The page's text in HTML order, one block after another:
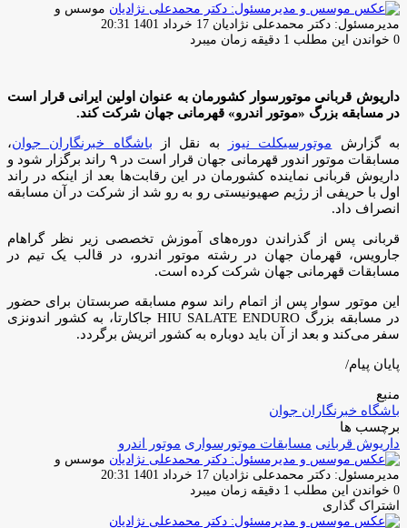
موسس و
مدیرمسئول: دکتر محمدعلی نژادیان ارسال
ایمیل
17 خرداد 1401 20:31
0 خواندن این مطلب 1 دقیقه زمان میبرد
داریوش قربانی موتورسوار کشورمان به عنوان اولین ایرانی قرار است
در مسابقه بزرگ «موتور اندرو» قهرمانی جهان شرکت کند.
به گزارش موتورسیکلت نیوز به نقل از باشگاه خبرنگاران جوان،
مسابقات موتور اندور قهرمانی جهان قرار است در ۹ راند برگزار شود و
داریوش قربانی نماینده کشورمان در این رقابت‌ها بعد از اینکه در راند
اول با حریفی از رژیم صهیونیستی رو به رو شد از شرکت در آن مسابقه
انصراف داد.
قربانی پس از گذراندن دوره‌های آموزش تخصصی زیر نظر گراهام
جارویس، قهرمان جهان در رشته موتور اندرو، در قالب یک تیم در
مسابقات قهرمانی جهان شرکت کرده است.
این موتور سوار پس از اتمام راند سوم مسابقه صربستان برای حضور
در مسابقه بزرگ HIU SALATE ENDURO جاکارتا، به کشور اندونزی
سفر می‌کند و بعد از آن باید دوباره به کشور اتریش برگردد.
پایان پیام/
منبع
باشگاه خبرنگاران جوان
برچسب ها
داریوش قربانی مسابقات موتورسوارى موتور اندرو
موسس و
مدیرمسئول: دکتر محمدعلی نژادیان ارسال
ایمیل
17 خرداد 1401 20:31
0 خواندن این مطلب 1 دقیقه زمان میبرد
اشتراک گذاری
فیس
توئیتر
لینکدین
واتس
تلگرام
اشتراک
چاپ